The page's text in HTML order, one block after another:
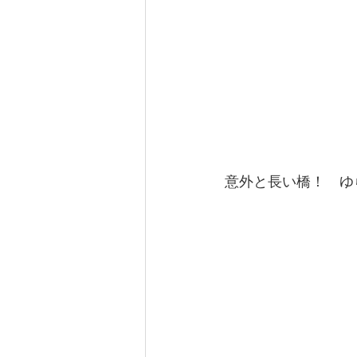
意外と長い橋！　